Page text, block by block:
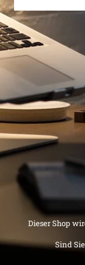
Dieser Shop
Sind